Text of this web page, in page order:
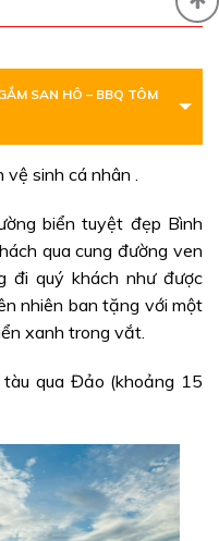
SAN HÔ – BBQ TÔM
sinh cá nhân .
biển tuyệt đẹp Bình
qua cung đường ven
đi quý khách như được
nhiên ban tặng với một
xanh trong vắt.
tàu qua Đảo (khoảng 15